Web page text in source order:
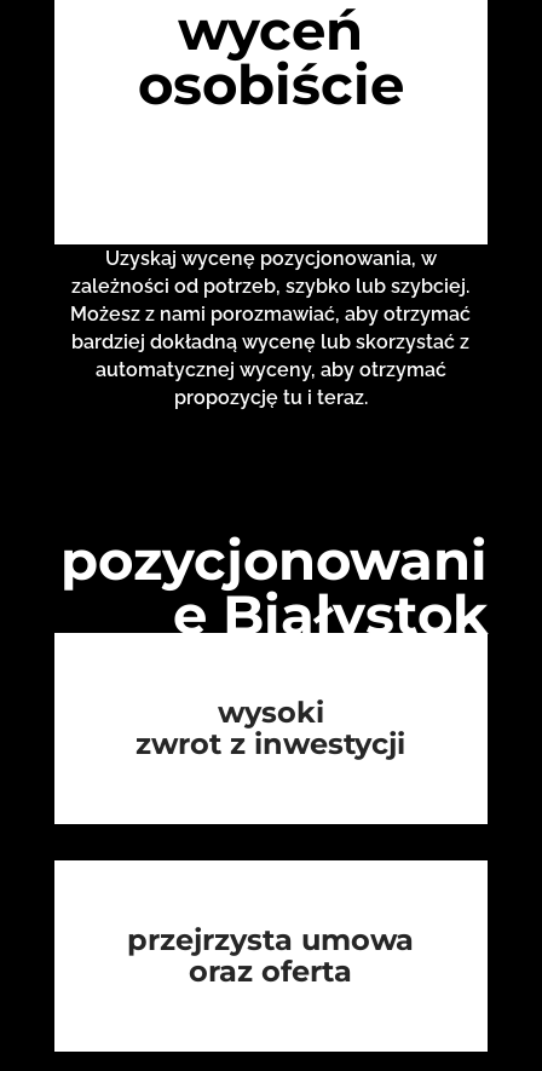
wyceń
osobiście
Uzyskaj wycenę pozycjonowania, w
zależności od potrzeb, szybko lub szybciej.
Możesz z nami porozmawiać, aby otrzymać
bardziej dokładną wycenę lub skorzystać z
automatycznej wyceny, aby otrzymać
propozycję tu i teraz.
pozycjonowani
e Białystok
wysoki
zwrot z inwestycji
przejrzysta umowa
oraz oferta